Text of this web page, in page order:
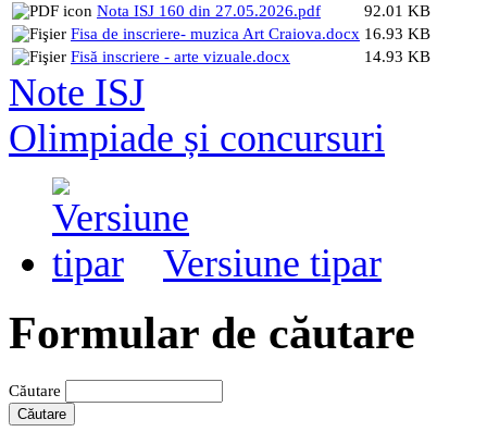
Nota ISJ 160 din 27.05.2026.pdf
92.01 KB
Fisa de inscriere- muzica Art Craiova.docx 16.93 KB
Fisă inscriere - arte vizuale.docx
14.93 KB
Note ISJ
Olimpiade și concursuri
Versiune tipar
Formular de căutare
Căutare